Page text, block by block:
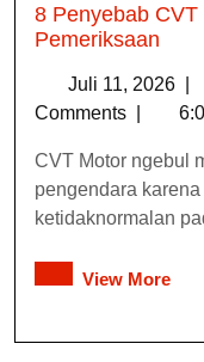
8 Penyebab
Pemeriksaan
Juli 11, 2026
Comments
CVT Motor ngebul
pengendara
ketidaknormalan
View More